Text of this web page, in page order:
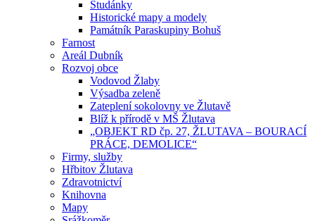
Studánky
Historické mapy a modely
Památník Paraskupiny Bohuš
Farnost
Areál Dubník
Rozvoj obce
Vodovod Žlaby
Výsadba zeleně
Zateplení sokolovny ve Žlutavě
Blíž k přírodě v MŠ Žlutava
„OBJEKT RD čp. 27, ŽLUTAVA – BOURACÍ
PRÁCE, DEMOLICE“
Firmy, služby
Hřbitov Žlutava
Zdravotnictví
Knihovna
Mapy